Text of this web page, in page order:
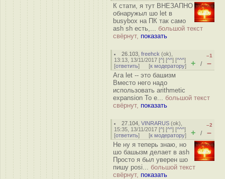
К стати, я тут ВНЕЗАПНО
обнаружыл шо let в
busybox на ПК так само
ash sh есть,... большой текст
свёрнут, показать
26.103 ,freehck (ok),
13:13, 13/11/2017 [^] [^^] [^^^]
[ответить] [к модератору]
–1
+ / –
Ага let -- это башизм
Вместо него надо
использовать arithmetic
expansion То е... большой текст
свёрнут, показать
27.104 ,VINRARUS (ok),
15:35, 13/11/2017 [^] [^^] [^^^]
[ответить] [к модератору]
–2
+ / –
Не ну я теперь знаю, но
шо башызм делает в ash
Просто я был уверен шо
пишу posi... большой текст
свёрнут, показать